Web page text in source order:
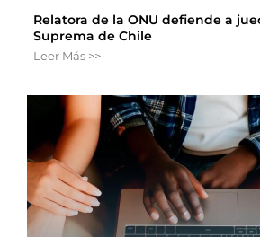
Relatora de la ONU defiende a
Suprema de Chile
Leer Más >>